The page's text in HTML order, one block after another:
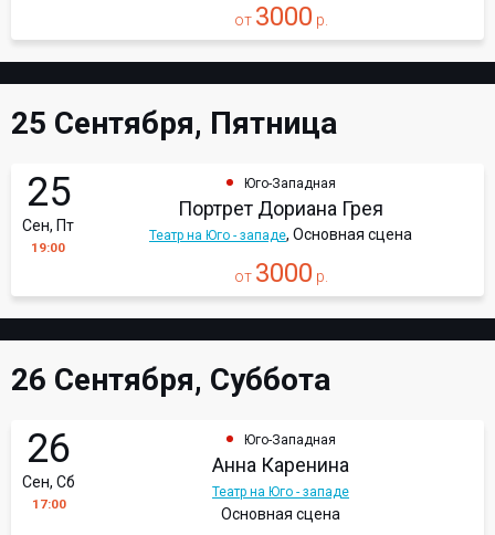
от 3000 р.
25 Сентября, Пятница
25
Сен, Пт
19:00
Юго-Западная
Портрет Дориана Грея
Театр на Юго - западе, Основная сцена
от 3000 р.
26 Сентября, Суббота
26
Сен, Сб
17:00
Юго-Западная
Анна Каренина
Театр на Юго - западе
Основная сцена